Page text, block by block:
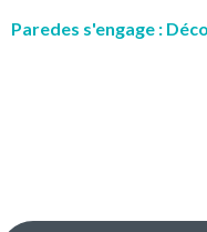
Paredes s'engage :